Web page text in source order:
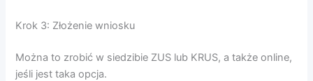
Krok 3: Złożenie wniosku
Można to zrobić w siedzibie ZUS lub KRUS, a także online,
jeśli jest taka opcja.